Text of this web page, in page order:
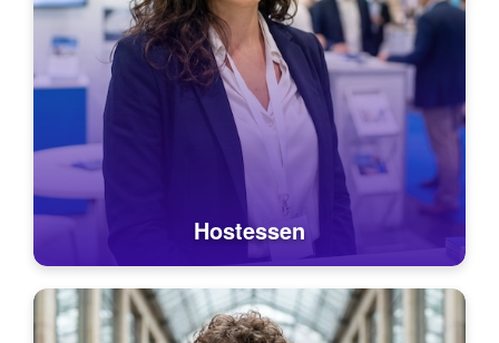
Hostessen